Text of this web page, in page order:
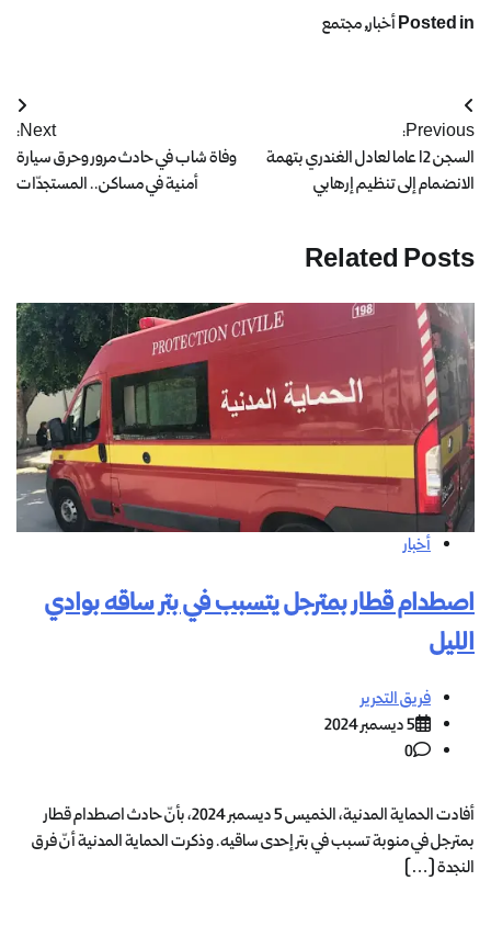
Posted inأخبار,مجتمع
Previous:
السجن 12 عاما لعادل الغندري بتهمة
الانضمام إلى تنظيم إرهابي
Next:
وفاة شاب في حادث مرور وحرق سيارة
أمنية في مساكن.. المستجدّات
Related Posts
أخبار
اصطدام قطار بمترجل يتسبب في بتر ساقه بوادي
الليل
فريق التحرير
5 ديسمبر 2024
0
أفادت الحماية المدنية، الخميس 5 ديسمبر 2024، بأنّ حادث اصطدام قطار
بمترجل في منوبة تسبب في بتر إحدى ساقيه. وذكرت الحماية المدنية أنّ فرق
النجدة […]